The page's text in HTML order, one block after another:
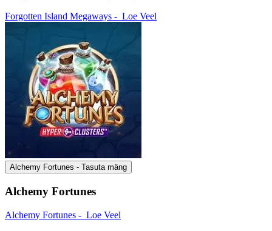
Forgotten Island Megaways - Loe Veel
Alchemy Fortunes - Tasuta mäng
Alchemy Fortunes
Alchemy Fortunes - Loe Veel